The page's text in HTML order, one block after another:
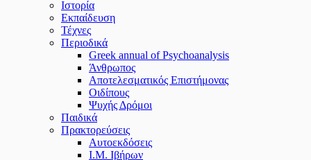
Ιστορία
Εκπαίδευση
Τέχνες
Περιοδικά
Greek annual of Psychoanalysis
Άνθρωπος
Αποτελεσματικός Επιστήμονας
Οιδίπους
Ψυχής Δρόμοι
Παιδικά
Πρακτoρεύσεις
Αυτοεκδόσεις
Ι.Μ. Ιβήρων